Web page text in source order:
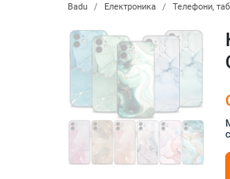
Badu Електроника Телефони,